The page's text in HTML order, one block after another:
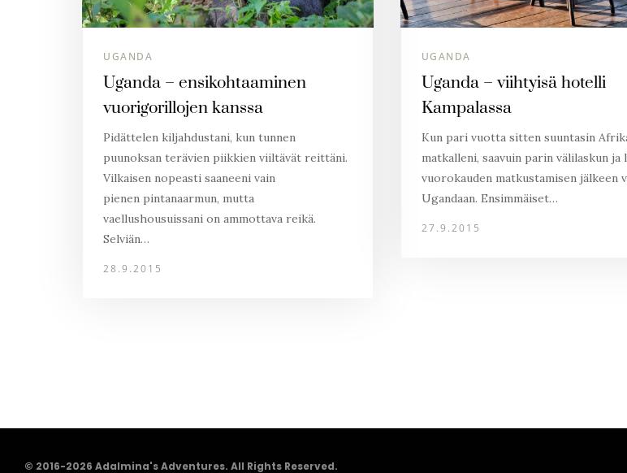
UGANDA
Uganda – ensikohtaaminen
vuorigorillojen kanssa
Pidättelen kiljahdustani, kun tunnen
puunoksan terävien piikkien viiltävät reittäni.
Vilkaisen nopeasti saaneeni vain
pienen pintanaarmun, mutta
vaellushousuissani on ammottava reikä.
Selviän…
28.9.2015
UGANDA
Uganda – viihtyisä hotelli
Kampalassa
Kun pari vuotta sitten suuntasin
matkalleni, saavuin parin välilaskun ja
vuorokauden matkustamisen jälkeen
Ugandaan. Ensimmäiset…
27.9.2015
© 2016-2026 Adalmina's Adventures. All Rights Reserved.